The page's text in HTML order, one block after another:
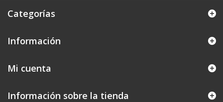
Categorías
Información
Mi cuenta
Información sobre la tienda